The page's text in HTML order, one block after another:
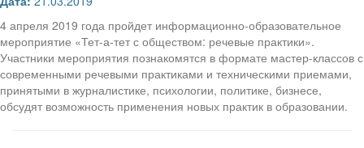
4 апреля 2019 года пройдет информационно-образовательное
мероприятие «Тет-а-тет с обществом: речевые практики».
Участники мероприятия познакомятся в формате мастер-классов с
современными речевыми практиками и техническими приемами,
принятыми в журналистике, психологии, политике, бизнесе,
обсудят возможность применения новых практик в образовании.